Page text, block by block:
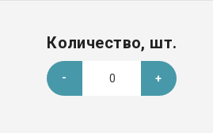
Количество, шт.